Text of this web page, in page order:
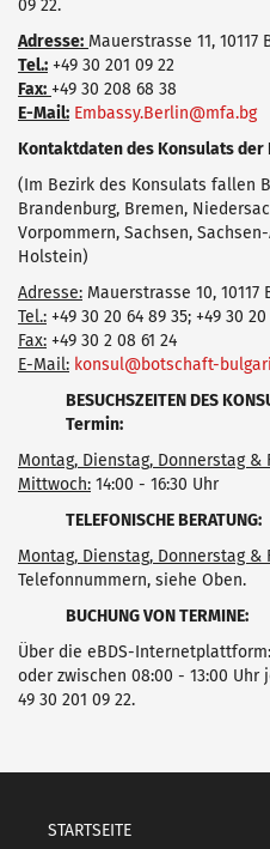
09 22.
Adresse: Mauerstrasse 11, 10117
Tel.: +49 30 201 09 22
Fax: +49 30 208 68 38
E-Mail: Embassy.Berlin@mfa.bg
Kontaktdaten des Konsulats der
(Im Bezirk des Konsulats fallen
Brandenburg, Bremen,
Vorpommern, Sachsen,
Holstein)
Adresse: Mauerstrasse 10, 10117
Tel.: +49 30 20 64 89 35; +49 30
Fax: +49 30 2 08 61 24
Е-Mail: konsul@botschaft-
BESUCHSZEITEN DES
Termin:
Montag, Dienstag, Donnerstag &
Mittwoch: 14:00 - 16:30 Uhr
TELEFONISCHE BERATUNG:
Montag, Dienstag, Donnerstag &
Telefonnummern, siehe Oben.
BUCHUNG VON TERMINE:
Über die eBDS-
oder zwischen 08:00 - 13:00 Uhr
49 30 201 09 22.
STARTSEITE